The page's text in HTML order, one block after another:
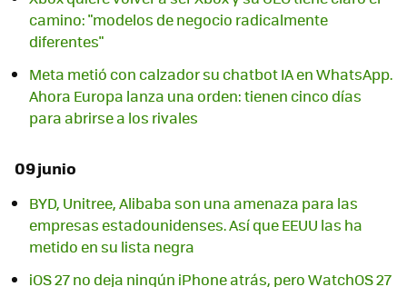
camino: "modelos de negocio radicalmente
diferentes"
Meta metió con calzador su chatbot IA en WhatsApp.
Ahora Europa lanza una orden: tienen cinco días
para abrirse a los rivales
09 junio
BYD, Unitree, Alibaba son una amenaza para las
empresas estadounidenses. Así que EEUU las ha
metido en su lista negra
iOS 27 no deja ningún iPhone atrás, pero WatchOS 27